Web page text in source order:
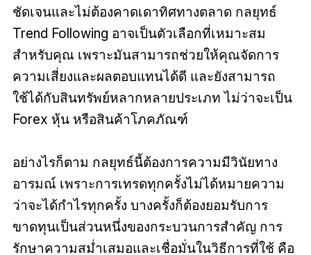
ชัดเจนและไม่ต้องคาดเดาทิศทางตลาด กลยุทธ์
Trend Following อาจเป็นตัวเลือกที่เหมาะสม
สำหรับคุณ เพราะมันสามารถช่วยให้คุณจัดการ
ความเสี่ยงและผลตอบแทนได้ดี และยังสามารถ
ใช้ได้กับสินทรัพย์หลากหลายประเภท ไม่ว่าจะเป็น
Forex หุ้น หรือสินค้าโภคภัณฑ์
อย่างไรก็ตาม กลยุทธ์นี้ต้องการความมีวินัยทาง
อารมณ์ เพราะการเทรดทุกครั้งไม่ได้หมายความ
ว่าจะได้กำไรทุกครั้ง บางครั้งก็ต้องยอมรับการ
ขาดทุนเป็นส่วนหนึ่งของกระบวนการสำคัญ การ
รักษาความสม่ำเสมอและเชื่อมั่นในวิธีการที่ใช้ คือ